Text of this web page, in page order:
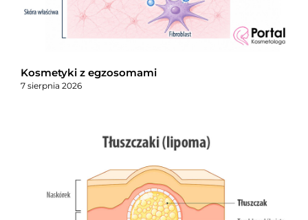
Kosmetyki z egzosomami
7 sierpnia 2026